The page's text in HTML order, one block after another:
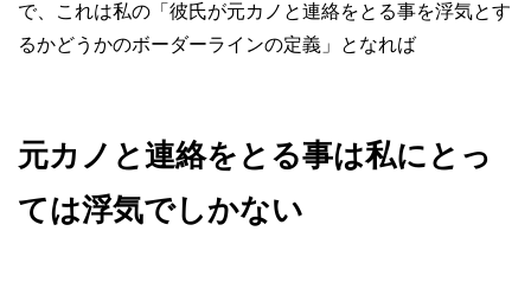
で、これは私の「彼氏が元カノと連絡をとる事を浮気とす
るかどうかのボーダーラインの定義」となれば
元カノと連絡をとる事は私にとっ
ては浮気でしかない